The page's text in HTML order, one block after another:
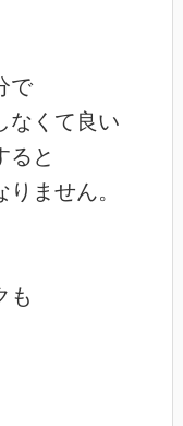
で
なくて良い
ると
ません。
も